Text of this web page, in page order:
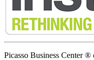
Picasso Business Center ®